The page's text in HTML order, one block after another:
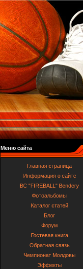
Меню сайта
Главная страница
Информация о сайте
BC "FIREBALL" Bendery
Фотоальбомы
Каталог статей
Блог
Форум
Гостевая книга
Обратная связь
Чемпионат Молдовы
Эффекты